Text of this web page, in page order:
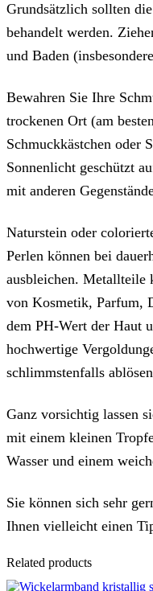
Grundsätzlich sollten
behandelt werden.
und Baden
Bewahren Sie Ihre
trockenen Ort (am
Schmuckkästchen oder
Sonnenlicht geschützt
mit anderen
Naturstein oder
Perlen können bei
ausbleichen. Metallteile
von Kosmetik, Parfum,
dem PH-Wert der Haut
hochwertige
schlimmstenfalls
Ganz vorsichtig lassen
mit einem kleinen
Wasser und einem
Sie können sich sehr
Ihnen vielleicht einen
Related products